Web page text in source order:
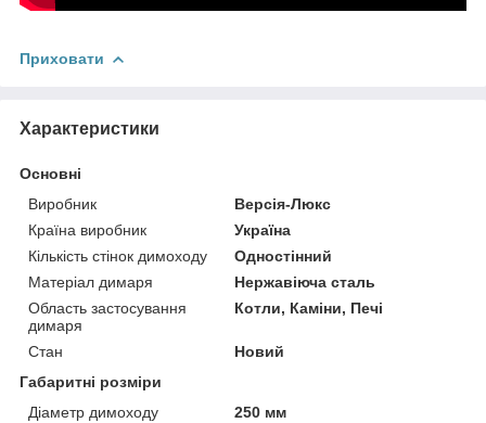
Приховати
Характеристики
Основні
Виробник
Версія-Люкс
Країна виробник
Україна
Кількість стінок димоходу
Одностінний
Матеріал димаря
Нержавіюча сталь
Область застосування
димаря
Котли, Каміни, Печі
Стан
Новий
Габаритні розміри
Діаметр димоходу
250 мм